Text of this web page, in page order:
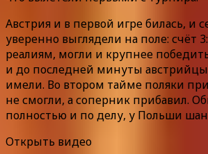
Австрия и в первой игре билась, и
уверенно выглядели на поле: счёт
реалиям, могли и крупнее
и до последней минуты
имели. Во втором тайме поляки
не смогли, а соперник прибавил.
полностью и по делу, у Польши
Открыть видео